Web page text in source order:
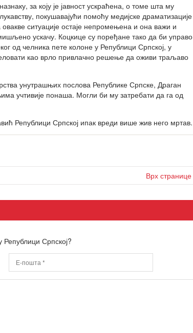
за коју је јавност ускраћена, о томе шта му
покушавајући помоћу медијске драматизације
ситуације остаје непромењена и она важи и
ускачу. Коцкице су поређане тако да би управо
од челника пете колоне у Републици Српској, у
као врло привлачно решење да оживи траљаво
унутрашњих послова Републике Српске, Драган
учтивије понаша. Могли би му затребати да га од
Републици Српској ипак вреди више жив него мртав.
Врх странице
Српској?